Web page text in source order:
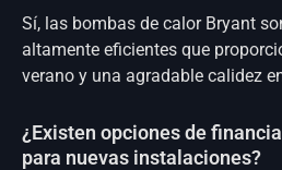
Sí, las bombas de calor Bryant
altamente eficientes que
verano y una agradable calidez
¿Existen opciones de
para nuevas instalaciones?